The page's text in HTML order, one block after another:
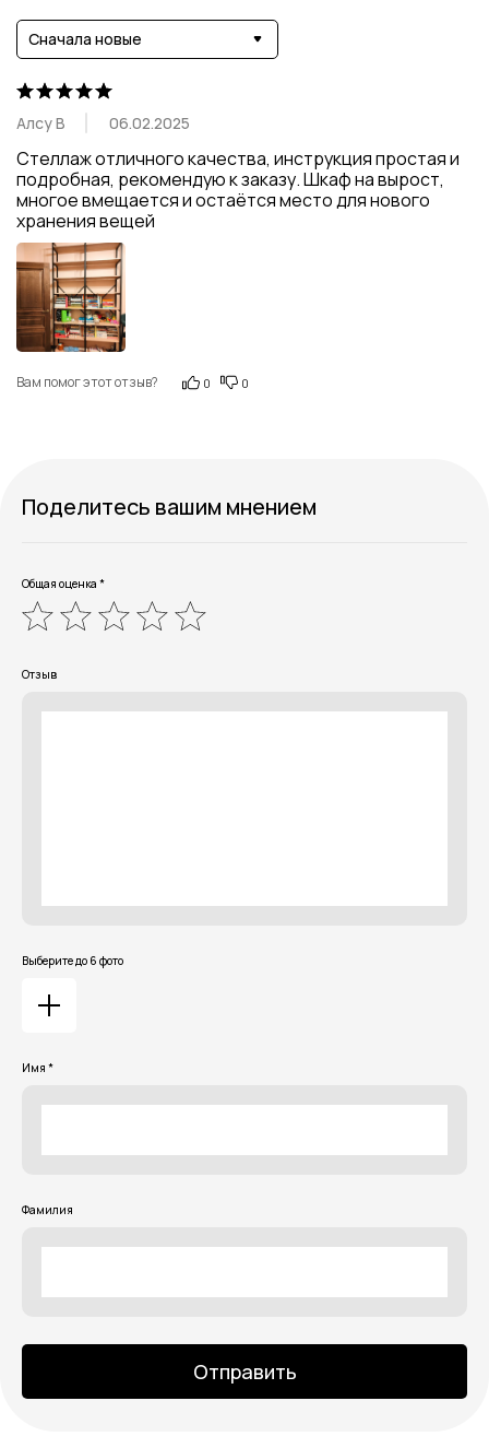
Сначала новые
Алсу В 06.02.2025
Стеллаж отличного качества, инструкция простая и
подробная, рекомендую к заказу. Шкаф на вырост,
многое вмещается и остаётся место для нового
хранения вещей
Вам помог этот отзыв? 0 0
Поделитесь вашим мнением
Общая оценка *
Отзыв
Выберите до 6 фото
Имя *
Фамилия
Отправить